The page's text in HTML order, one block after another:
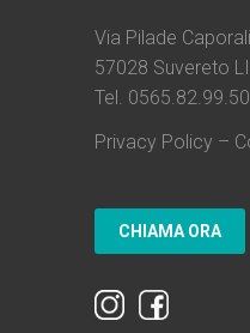
Via Pilade
57028 Suvereto LI
Tel. 0565.82.99.50
Privacy Policy –